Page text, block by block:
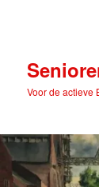
inhoud
Voor de actieve